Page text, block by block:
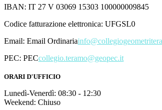
IBAN: IT 27 V 03069 15303 100000009845
Codice fatturazione elettronica: UFGSL0
Email: Email Ordinaria
PEC: PECcollegio.teramo@geopec.it
ORARI D'UFFICIO
Lunedì-Venerdì: 08:30 - 12:30
Weekend: Chiuso